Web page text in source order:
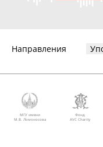
Направления
МГУ имени
М.В. Ломоносова
Фонд
AVC Charity